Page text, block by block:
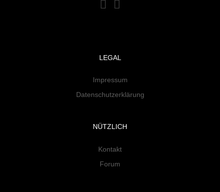
LEGAL
Impressum
Datenschutzerklärung
NÜTZLICH
Kontakt
Forum